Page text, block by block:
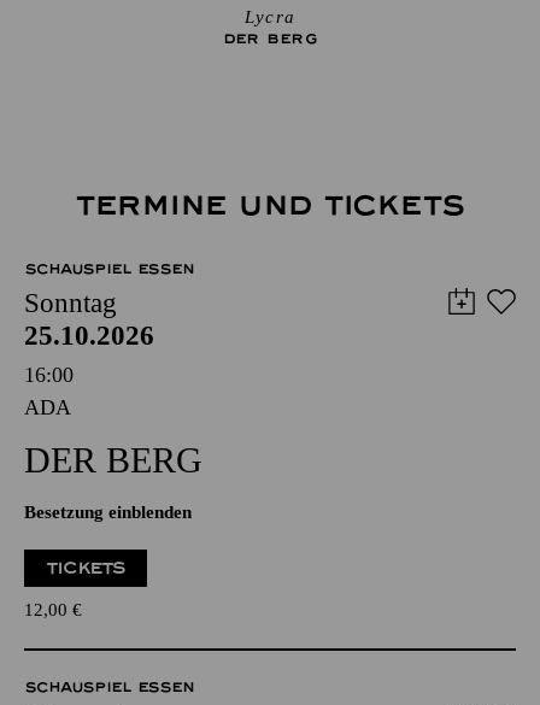
Lycra
DER BERG
TERMINE UND TICKETS
SCHAUSPIEL ESSEN
Sonntag
25.10.2026
16:00
ADA
DER BERG
Besetzung einblenden
TICKETS
12,00 €
SCHAUSPIEL ESSEN